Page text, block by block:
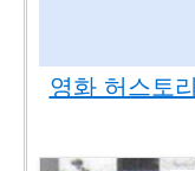
영화 허스토